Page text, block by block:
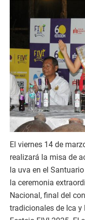
El viernes 14 de
realizará la misa de
la uva en el
la ceremonia
Nacional, final del
tradicionales de Ica y